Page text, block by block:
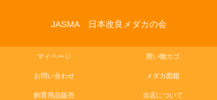
JASMA 日本改良メダカの会
マイページ 買い物カゴ
お問い合わせ メダカ図鑑
飼育用品販売 当店について